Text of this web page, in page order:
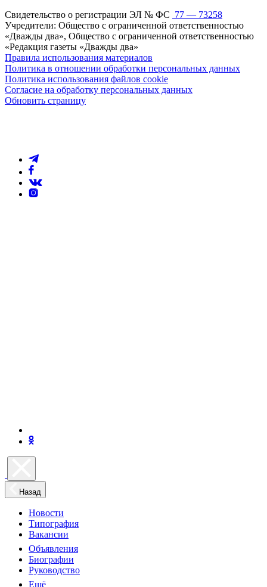
Свидетельство о регистрации ЭЛ № ФС 77 — 73258
Учредители: Общество с ограниченной ответственностью
«Дважды два», Общество с ограниченной ответственностью
«Редакция газеты «Дважды два»
Правила использования материалов
Политика в отношении обработки персональных данных
Политика использования файлов cookie
Согласие на обработку персональных данных
Обновить страницу
Назад
Новости
Типография
Вакансии
Объявления
Биографии
Руководство
Ещё